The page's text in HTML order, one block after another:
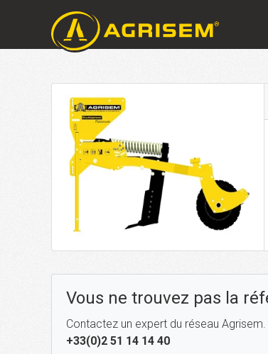
Vous ne trouvez pas la
Contactez un expert du réseau Agrisem.
+33(0)2 51 14 14 40